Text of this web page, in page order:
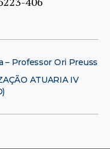
Professor Ori Preuss
ATUARIA IV